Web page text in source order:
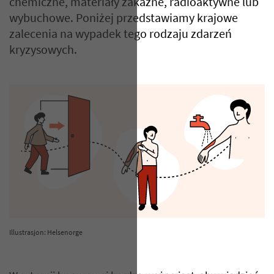
chemiczne, materiały zakaźne, radioaktywne lub
wybuchowe. Poniżej przedstawiamy krajowe
zalecenia na wypadek tego rodzaju zdarzeń
kryzysowych.
Illustrasjon: Helsenorge